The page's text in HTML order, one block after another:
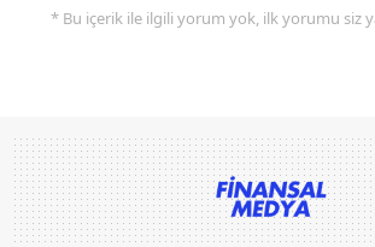
* Bu içerik ile ilgili yorum yok, ilk yorumu siz